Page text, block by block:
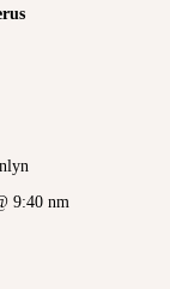
9:40 nm